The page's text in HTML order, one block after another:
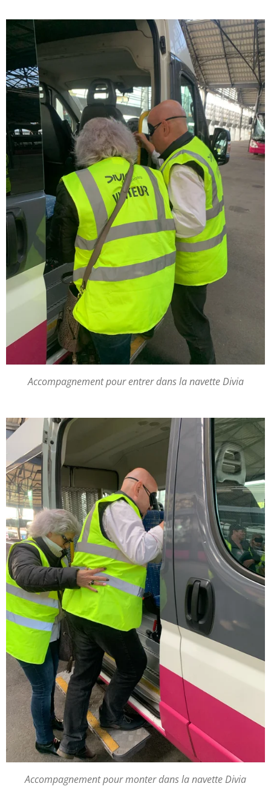
Accompagnement pour entrer dans la navette Divia
Accompagnement pour monter dans la navette Divia